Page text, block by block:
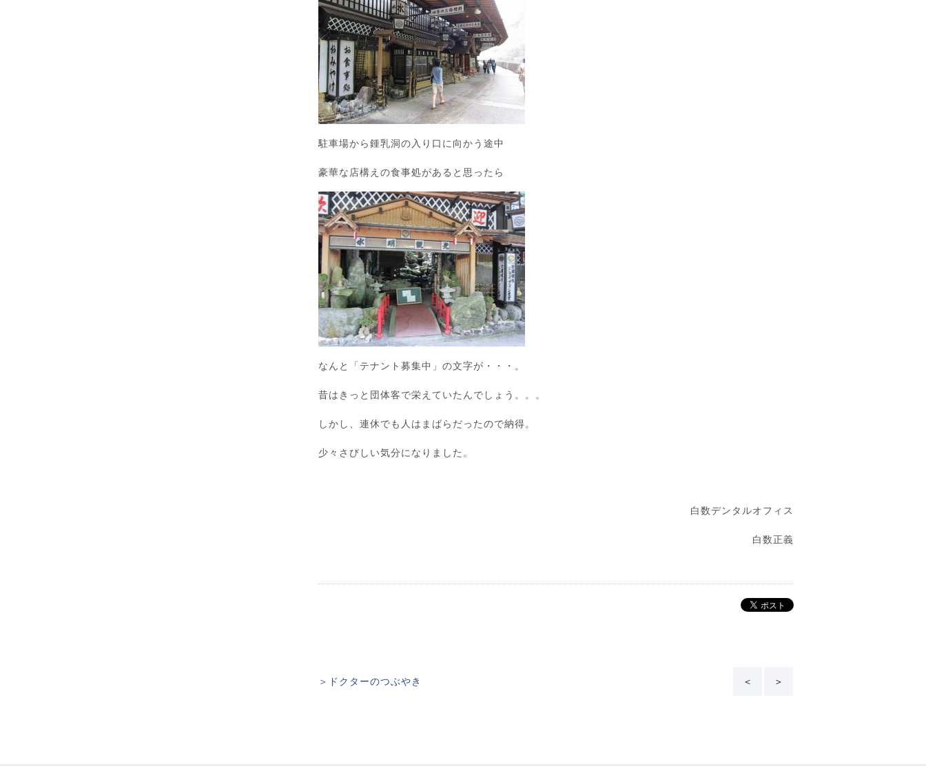
駐車場から鍾乳洞の入り口に向かう途中
豪華な店構えの食事処があると思ったら
なんと「テナント募集中」の文字が・・・。
昔はきっと団体客で栄えていたんでしょう。。。
しかし、連休でも人はまばらだったので納得。
少々さびしい気分になりました。
白数デンタルオフィス
白数正義
＞ドクターのつぶやき ＜ ＞